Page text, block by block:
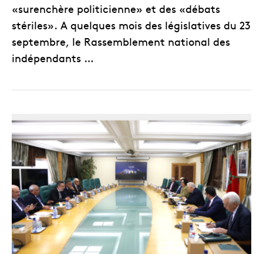
«surenchère politicienne» et des «débats
stériles». A quelques mois des législatives du 23
septembre, le Rassemblement national des
indépendants …